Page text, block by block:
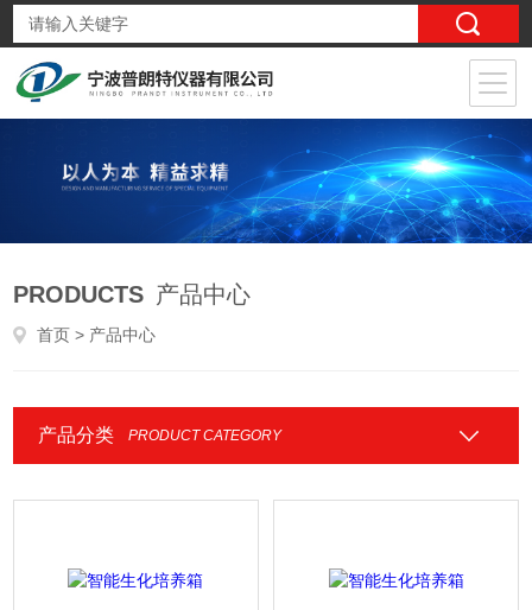
PRODUCTS 产品中心
首页 > 产品中心
产品分类 PRODUCT CATEGORY